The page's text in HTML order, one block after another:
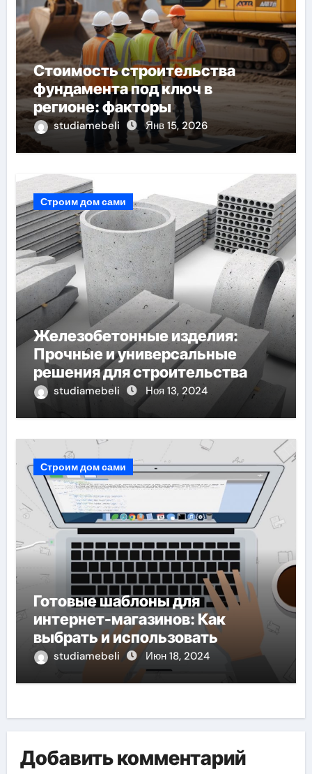
Стоимость строительства
фундамента под ключ в
регионе: факторы
формирования и ориентиры цен
studiamebeli Янв 15, 2026
Строим дом сами
Железобетонные изделия:
Прочные и универсальные
решения для строительства
studiamebeli Ноя 13, 2024
Строим дом сами
Готовые шаблоны для
интернет-магазинов: Как
выбрать и использовать
studiamebeli Июн 18, 2024
Добавить комментарий